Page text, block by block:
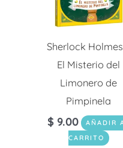
Sherlock
El Misterio del
Limonero de
Pimpinela
$ 9.00
AÑADIR
CARRITO